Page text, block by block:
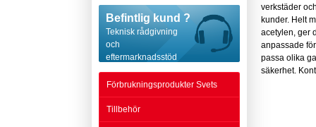
Befintlig kund ?
Teknisk rådgivning
och
eftermarknadsstöd
Förbrukningsprodukter Svets
Tillbehör
verkstäder
kunder. Helt
acetylen, ger
anpassade
passa olika
säkerhet.